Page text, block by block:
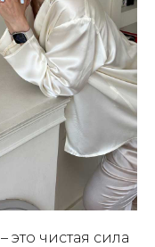
чистая сила